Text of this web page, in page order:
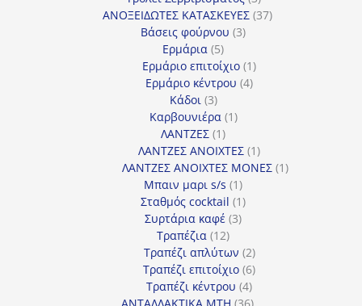
προϊόντα
ΑΝΟΞΕΙΔΩΤΕΣ ΚΑΤΑΣΚΕΥΕΣ 3737
Βάσεις φούρνου 33
Ερμάρια 55
προϊόντα
Ερμάριο επιτοίχιο 11
προϊόν
Ερμάριο κέντρου 44
Κάδοι 33
προϊόντα
Καρβουνιέρα 11
ΛΑΝΤΖΕΣ 11
προϊόν
ΛΑΝΤΖΕΣ ΑΝΟΙΧΤΕΣ 11
προϊόν
ΛΑΝΤΖΕΣ ΑΝΟΙΧΤΕΣ ΜΟΝΕΣ 11
Μπαιν μαρι s/s 11
προϊόν
Σταθμός cocktail 11
Συρτάρια καφέ 33
Τραπέζια 1212
προϊόντα
Τραπέζι απλύτων 22
προϊόντα
Τραπέζι επιτοίχιο 66
προϊόντα
Τραπέζι κέντρου 44
προϊόντα
36